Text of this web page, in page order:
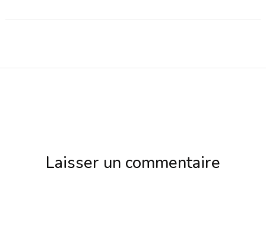
Laisser un commentaire